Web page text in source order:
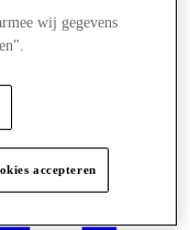
wij gegevens
accepteren